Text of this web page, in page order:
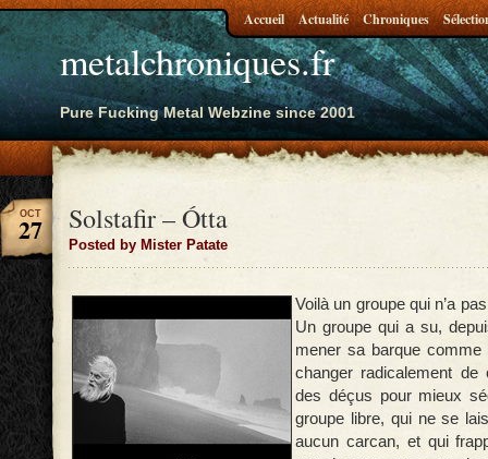
metalchroniques.fr
Pure Fucking Metal Webzine since 2001
Accueil Actualité Chroniques
Solstafir – Ótta
Posted by Mister Patate
OCT
27
Voilà un groupe qui n’a
Un groupe qui a su,
mener sa barque comme
changer radicalement
des déçus pour mieux
groupe libre, qui ne se
aucun carcan, et qui